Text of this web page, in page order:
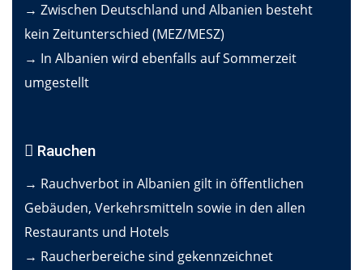
→ Zwischen Deutschland und Albanien besteht
kein Zeitunterschied (MEZ/MESZ)
→ In Albanien wird ebenfalls auf Sommerzeit
umgestellt
Rauchen
→ Rauchverbot in Albanien gilt in öffentlichen
Gebäuden, Verkehrsmitteln sowie in den allen
Restaurants und Hotels
→ Raucherbereiche sind gekennzeichnet